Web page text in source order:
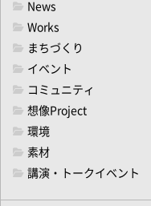
News
Works
まちづくり
イベント
コミュニティ
想像Project
環境
素材
講演・トークイベント